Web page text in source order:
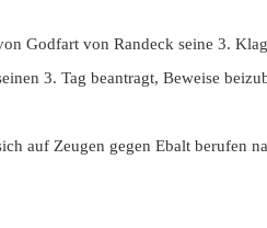
Godfart von Randeck seine 3.
3. Tag beantragt, Beweise
auf Zeugen gegen Ebalt berufen